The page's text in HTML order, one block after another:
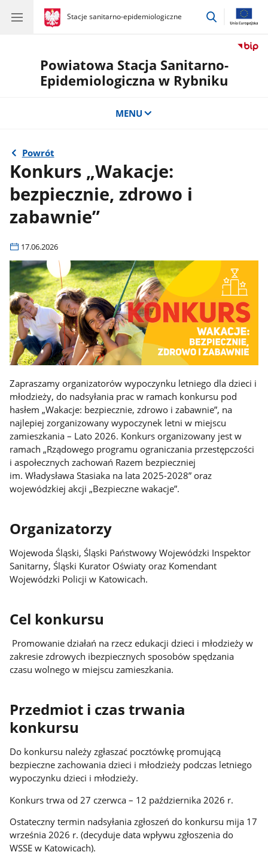
gov.pl
Stacje sanitarno-epidemiologiczne
gov.pl
Stacje
przejdź
Powiatowa Stacja Sanitarno-
Epidemiologiczna w Rybniku
MENU
Powrót
Konkurs „Wakacje:
bezpiecznie, zdrowo i
zabawnie”
17.06.2026
Zapraszamy organizatorów wypoczynku letniego dla dzieci i
młodzieży, do nadsyłania prac w ramach konkursu pod
hasłem „Wakacje: bezpiecznie, zdrowo i zabawnie”, na
najlepiej zorganizowany wypoczynek letni w miejscu
zamieszkania – Lato 2026. Konkurs organizowany jest w
ramach „Rządowego programu ograniczania przestępczości
i aspołecznych zachowań Razem bezpieczniej
im. Władysława Stasiaka na lata 2025-2028” oraz
wojewódzkiej akcji „Bezpieczne wakacje”.
Organizatorzy
Wojewoda Śląski, Śląski Państwowy Wojewódzki Inspektor
Sanitarny, Śląski Kurator Oświaty oraz Komendant
Wojewódzki Policji w Katowicach.
Cel konkursu
Promowanie działań na rzecz edukacji dzieci i młodzieży w
zakresie zdrowych ibezpiecznych sposobów spędzania
czasu wolnego w miejscu zamieszkania.
Przedmiot i czas trwania
konkursu
Do konkursu należy zgłaszać pocztówkę promującą
bezpieczne zachowania dzieci i młodzieży podczas letniego
wypoczynku dzieci i młodzieży.
Konkurs trwa od 27 czerwca – 12 października 2026 r.
Ostateczny termin nadsyłania zgłoszeń do konkursu mija 17
września 2026 r. (decyduje data wpływu zgłoszenia do
WSSE w Katowicach).